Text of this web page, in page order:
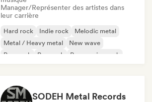
Manager/Représenter des artistes dans
leur carrière
Hard rock Indie rock
Melodic metal
Metal / Heavy metal
New wave
Pop punk
Pop rock Progressive rock
SODEH Metal Records